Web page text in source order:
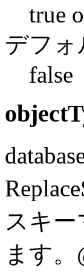
true
デフォ
false
スキ
ます。